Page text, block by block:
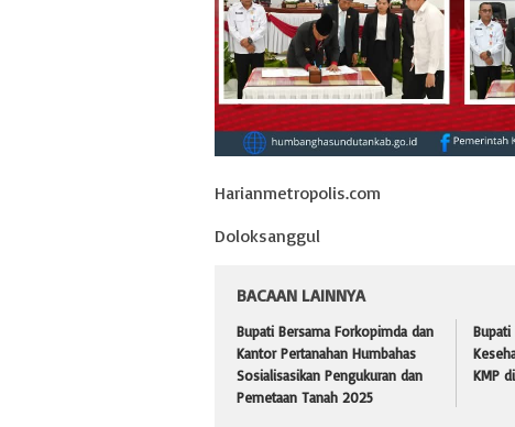
Harianmetropolis.com
Doloksanggul
BACAAN LAINNYA
Bupati Bersama Forkopimda dan
Kantor Pertanahan Humbahas
Sosialisasikan Pengukuran dan
Pemetaan Tanah 2025
Bupati
KMP